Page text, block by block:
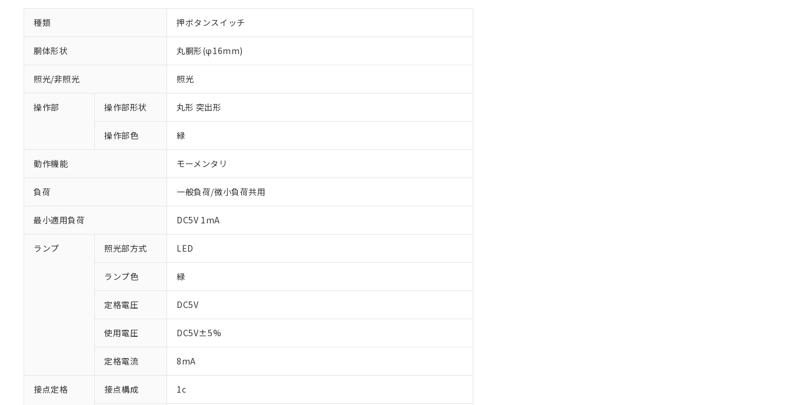
種類 押ボタンスイッチ
胴体形状 丸胴形(φ16mm)
照光/非照光 照光
操作部 操作部形状 丸形 突出形
操作部色 緑
動作機能 モーメンタリ
負荷 一般負荷/微小負荷共用
最小適用負荷 DC5V 1mA
ランプ 照光部方式 LED
ランプ色 緑
定格電圧 DC5V
使用電圧 DC5V±5%
定格電流 8mA
接点定格 接点構成 1c
※1 対応状況